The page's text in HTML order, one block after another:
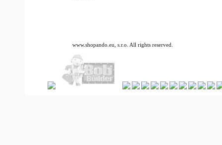
www.shopando.eu, s.r.o. All rights reserved.